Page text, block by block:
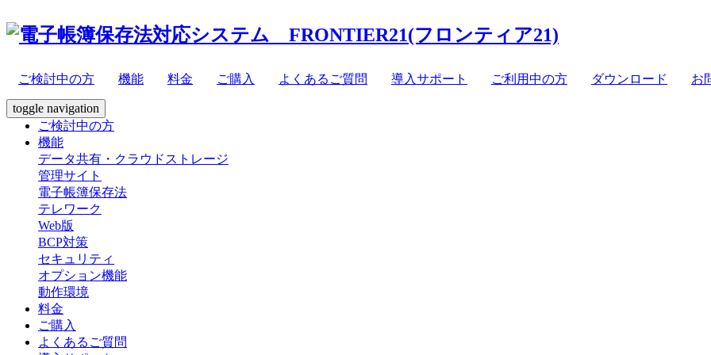
ご検討中の方 機能
レージ
料金 ご購入 よくあるご質問 導入サポート ご利用中の方 ダウンロード お
toggle navigation
ご検討中の方
機能
データ共有・クラウドストレージ
管理サイト
電子帳簿保存法
テレワーク
Web版
BCP対策
セキュリティ
オプション機能
動作環境
料金
ご購入
よくあるご質問